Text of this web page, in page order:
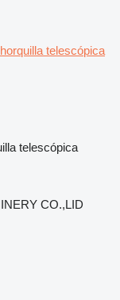
telescópica
telescópica
CO.,LID